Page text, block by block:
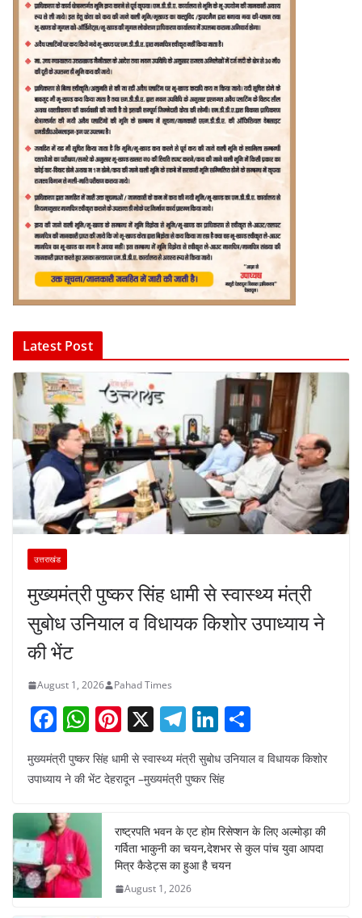
Latest Post
उत्तराखंड
मुख्यमंत्री पुष्कर सिंह धामी से स्वास्थ्य मंत्री
सुबोध उनियाल व विधायक किशोर उपाध्याय ने
की भेंट
August 1, 2026 Pahad Times
F
a
c
b
o
o
k
W
h
at
A
p
p
Pi
nt
er
e
st
X T
el
e
gr
a
m
Li
n
k
dI
n
ar
मुख्यमंत्री पुष्कर सिंह धामी से स्वास्थ्य मंत्री सुबोध उनियाल व विधायक किशोर
उपाध्याय ने की भेंट देहरादून –मुख्यमंत्री पुष्कर सिंह
राष्ट्रपति भवन के एट होम रिसेप्शन के लिए अल्मोड़ा की
गर्विता भाकुनी का चयन,देशभर से कुल पांच युवा आपदा
मित्र कैडेट्स का हुआ है चयन
August 1, 2026